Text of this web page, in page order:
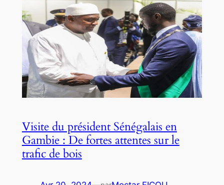
Visite du président Sénégalais en
Gambie : De fortes attentes sur le
trafic de bois